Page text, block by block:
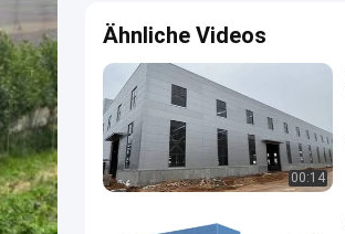
Ähnliche Videos
00:14